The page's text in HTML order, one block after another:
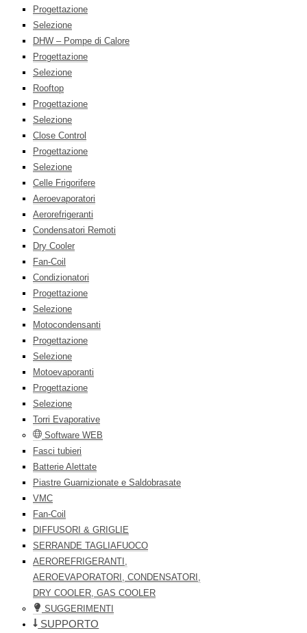
Progettazione
Selezione
DHW – Pompe di Calore
Progettazione
Selezione
Rooftop
Progettazione
Selezione
Close Control
Progettazione
Selezione
Celle Frigorifere
Aeroevaporatori
Aerorefrigeranti
Condensatori Remoti
Dry Cooler
Fan-Coil
Condizionatori
Progettazione
Selezione
Motocondensanti
Progettazione
Selezione
Motoevaporanti
Progettazione
Selezione
Torri Evaporative
Software WEB
Fasci tubieri
Batterie Alettate
Piastre Guarnizionate e Saldobrasate
VMC
Fan-Coil
DIFFUSORI & GRIGLIE
SERRANDE TAGLIAFUOCO
AEROREFRIGERANTI,
AEROEVAPORATORI, CONDENSATORI,
DRY COOLER, GAS COOLER
SUGGERIMENTI
SUPPORTO